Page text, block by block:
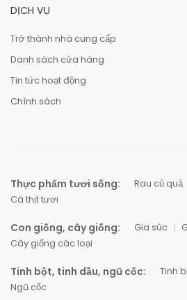
DỊCH VỤ
Trở thành nhà cung cấp
Danh sách cửa hàng
Tin tức hoạt động
Chính sách
Thực phẩm tươi sống: Rau củ quả
Cá thịt tươi
Con giống, cây giống: Gia súc
Cây giống các loại
Tinh bột, tinh dầu, ngũ cốc: Tinh
Ngũ cốc